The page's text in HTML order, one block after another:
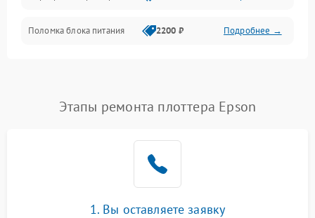
Интерфейсы
Поломка блока питания 2200 ₽ Подробнее →
Этапы ремонта плоттера Epson
1. Вы оставляете заявку